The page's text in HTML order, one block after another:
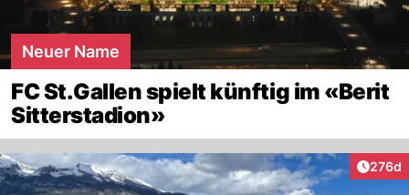
Neuer Name
FC St.Gallen spielt künftig im «Berit
Sitterstadion»
276d